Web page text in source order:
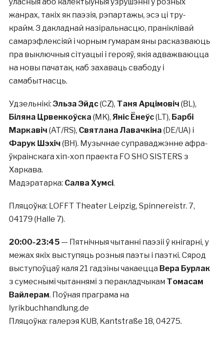
жанрах, такіх як паэзія, рэпартажы, эсэ ці тру-
крайм. З дакладнай назіральнасцю, праніклівай
самарэфлексіяй і чорным гумарам яны расказваюць
пра выключныя сітуацыі і герояў, якія адважваюцца
на новы пачатак, каб захаваць свабоду і
самабытнасць.
Удзельнікі: Эльза Эйдс(CZ), Таня Арцімовіч (BL),
Біляна Црвенкоўска (MK), Яніс Ёнеўс(LT), Барбі
Маркавіч (AT/RS), Святлана Лавачкіна (DE/UA) і
Фарук Шэхіч (BH). Музычнае суправаджэнне афра-
ўкраінскага хіп-хоп праекта FO SHO SISTERS з
Харкава.
Мадэратарка: Салва Хумсі.
Пляцоўка: LOFFT Theater Leipzig, Spinnereistr. 7,
04179 (Halle 7).
20:00-23:45— Пятнічныя чытанні паэзіі ў кнігарні, у
межах якіх выступяць розныя паэты і паэткі. Сярод
выступоўцаў каля 21 гадзіны чакаецца Вера Бурлак
з сумеснымі чытаннямі з перакладчыкам Томасам
Вайлерам. Поўная праграма на
lyrikbuchhandlung.de
Пляцоўка: галерэя KUB, Kantstraße 18, 04275.